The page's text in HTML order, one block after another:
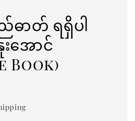
ာတ် ရရှိပါ
းအောင်
Book)